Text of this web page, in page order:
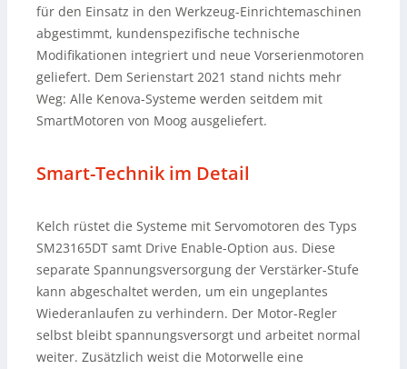
für den Einsatz in den Werkzeug-Einrichtemaschinen
abgestimmt, kundenspezifische technische
Modifikationen integriert und neue Vorserienmotoren
geliefert. Dem Serienstart 2021 stand nichts mehr
Weg: Alle Kenova-Systeme werden seitdem mit
SmartMotoren von Moog ausgeliefert.
Smart-Technik im Detail
Kelch rüstet die Systeme mit Servomotoren des Typs
SM23165DT samt Drive Enable-Option aus. Diese
separate Spannungsversorgung der Verstärker-Stufe
kann abgeschaltet werden, um ein ungeplantes
Wiederanlaufen zu verhindern. Der Motor-Regler
selbst bleibt spannungsversorgt und arbeitet normal
weiter. Zusätzlich weist die Motorwelle eine